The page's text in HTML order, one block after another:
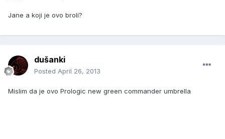
Jane a koji je ovo broli?
dušanki
Posted April 26, 2013
Mislim da je ovo Prologic new green commander umbrella